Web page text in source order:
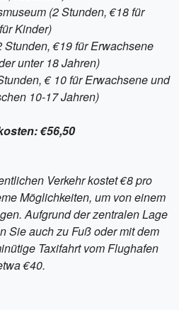
(2 Stunden, €18 für
Kinder)
Stunden, €19 für Erwachsene
unter 18 Jahren)
€ 10 für Erwachsene und
10-17 Jahren)
€56,50
Verkehr kostet €8 pro
Möglichkeiten, um von einem
Aufgrund der zentralen Lage
Sie auch zu Fuß oder mit dem
Taxifahrt vom Flughafen
€40.